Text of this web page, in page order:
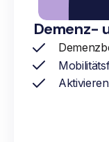
Demenz-